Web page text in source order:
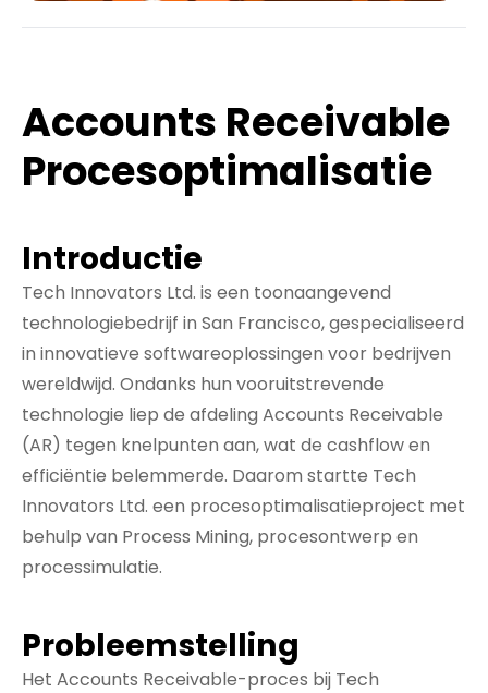
Accounts Receivable
Procesoptimalisatie
Introductie
Tech Innovators Ltd. is een toonaangevend
technologiebedrijf in San Francisco, gespecialiseerd
in innovatieve softwareoplossingen voor bedrijven
wereldwijd. Ondanks hun vooruitstrevende
technologie liep de afdeling Accounts Receivable
(AR) tegen knelpunten aan, wat de cashflow en
efficiëntie belemmerde. Daarom startte Tech
Innovators Ltd. een procesoptimalisatieproject met
behulp van Process Mining, procesontwerp en
processimulatie.
Probleemstelling
Het Accounts Receivable-proces bij Tech